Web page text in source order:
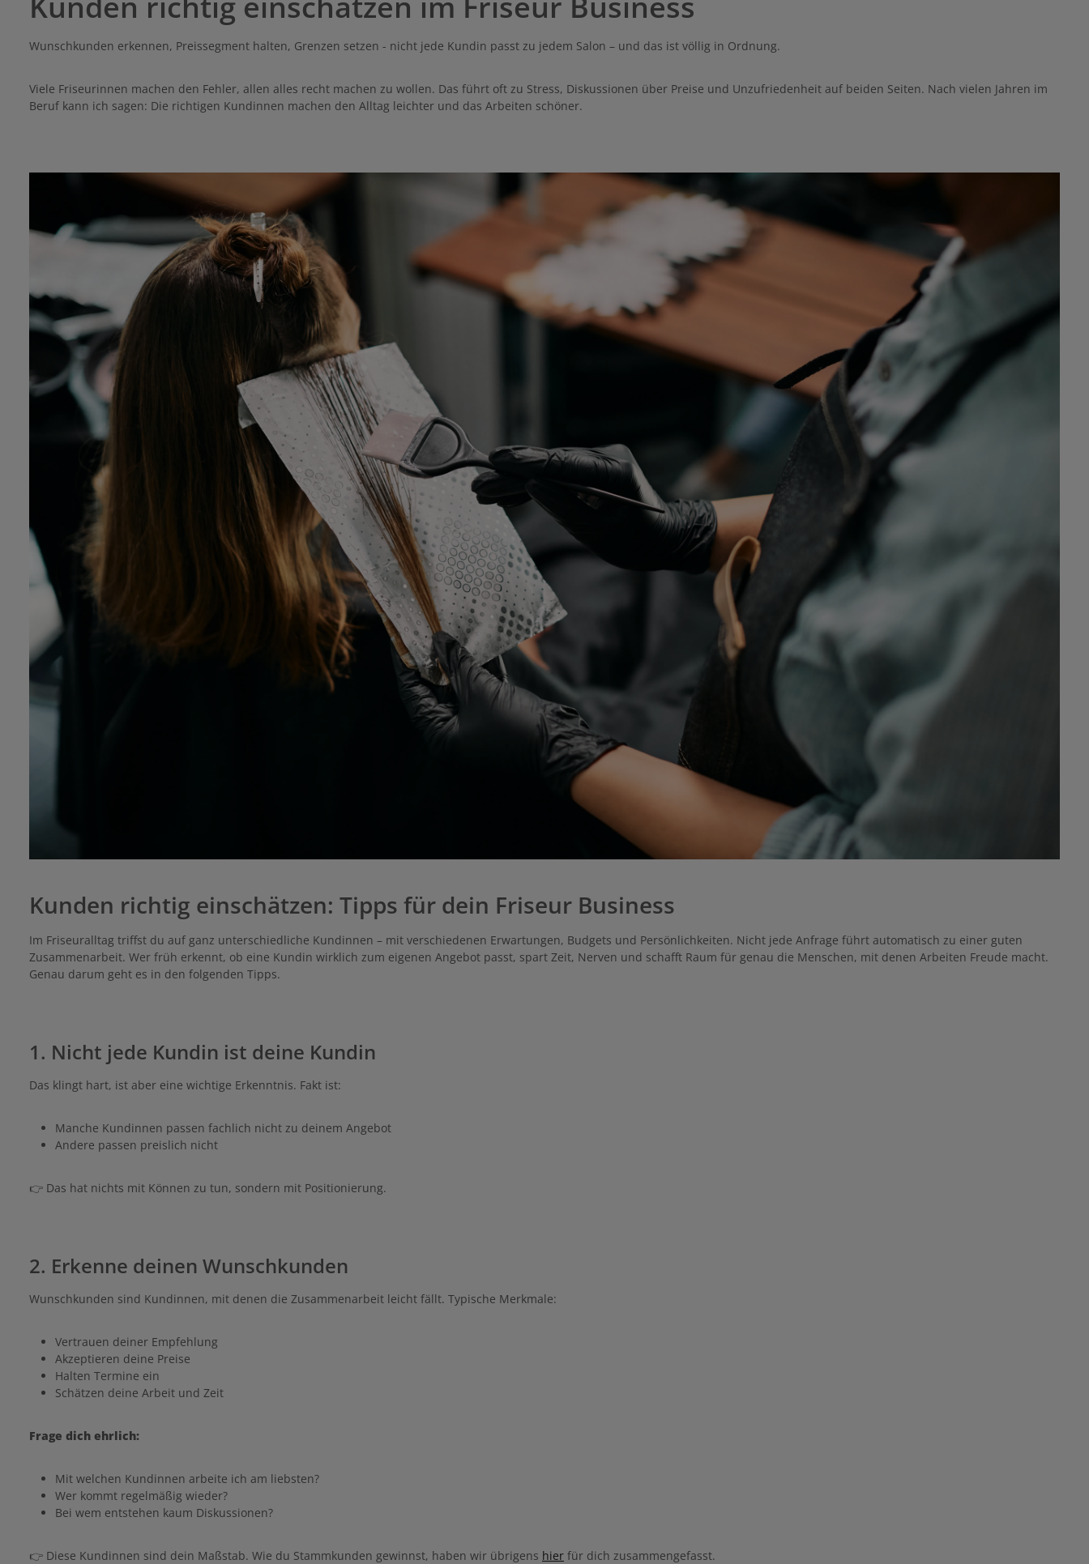
Wunschkunden erkennen, Preissegment halten, Grenzen setzen - nicht jede Kundin passt zu jedem Salon – und das ist völlig in Ordnung.
Viele Friseurinnen machen den Fehler, allen alles recht machen zu wollen. Das führt oft zu Stress, Diskussionen über Preise und Unzufriedenheit auf beiden Seiten. Nach vielen Jahren im
Beruf kann ich sagen: Die richtigen Kundinnen machen den Alltag leichter und das Arbeiten schöner.
Kunden richtig einschätzen: Tipps für dein Friseur Business
Im Friseuralltag triffst du auf ganz unterschiedliche Kundinnen – mit verschiedenen Erwartungen, Budgets und Persönlichkeiten. Nicht jede Anfrage führt automatisch zu einer guten
Zusammenarbeit. Wer früh erkennt, ob eine Kundin wirklich zum eigenen Angebot passt, spart Zeit, Nerven und schafft Raum für genau die Menschen, mit denen Arbeiten Freude macht.
Genau darum geht es in den folgenden Tipps.
1. Nicht jede Kundin ist deine Kundin
Das klingt hart, ist aber eine wichtige Erkenntnis. Fakt ist:
Manche Kundinnen passen fachlich nicht zu deinem Angebot
Andere passen preislich nicht
👉 Das hat nichts mit Können zu tun, sondern mit Positionierung.
2. Erkenne deinen Wunschkunden
Wunschkunden sind Kundinnen, mit denen die Zusammenarbeit leicht fällt. Typische Merkmale:
Vertrauen deiner Empfehlung
Akzeptieren deine Preise
Halten Termine ein
Schätzen deine Arbeit und Zeit
Frage dich ehrlich:
Mit welchen Kundinnen arbeite ich am liebsten?
Wer kommt regelmäßig wieder?
Bei wem entstehen kaum Diskussionen?
👉 Diese Kundinnen sind dein Maßstab. Wie du Stammkunden gewinnst, haben wir übrigens hier für dich zusammengefasst.